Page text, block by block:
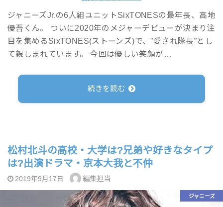
ジャニーズJr.の6人組ユニットSixTONESの最年長、高地
優吾くん。 ついに2020年のメジャーデビューが決まり注
目を集めるSixTONES(ストーンズ)で、”愛され隊長”とし
て親しまれています。 今回は優しい笑顔が…
続きを読む
松村北斗の高校・大学は?兄弟や好きなタイプ
は?出演ドラマ・京本大我と不仲
2019年9月17日 編集担当
ジャニーズ